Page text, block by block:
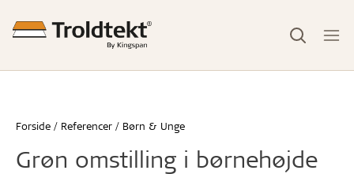
Forside Referencer Børn & Unge
Grøn omstilling i børnehøjde